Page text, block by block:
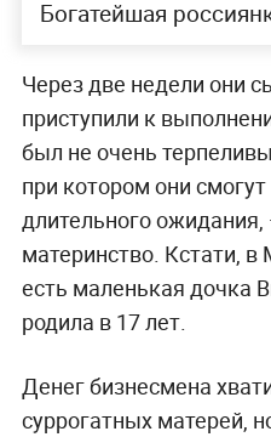
Богатейшая
Через две недели они
приступили к
был не очень
при котором они
длительного ожидания,
материнство. Кстати,
есть маленькая дочка
родила в 17 лет.
Денег бизнесмена
суррогатных матерей,